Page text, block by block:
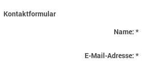
Kontaktformular
Name: *
E-Mail-Adresse: *